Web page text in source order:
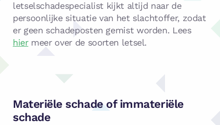
letselschadespecialist kijkt altijd naar de
persoonlijke situatie van het slachtoffer, zodat
er geen schadeposten gemist worden. Lees
hiermeer over de soorten letsel.
Materiële schade of immateriële
schade